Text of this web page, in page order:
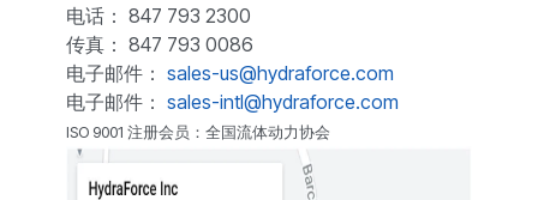
电话： 847 793 2300
传真： 847 793 0086
电子邮件： sales-us@hydraforce.com
电子邮件： sales-intl@hydraforce.com
ISO 9001 注册会员：全国流体动力协会